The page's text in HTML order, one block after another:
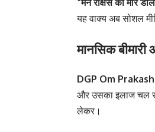
यह वाक्य अब सोशल
मानसिक
DGP Om
और उसका इलाज चल
लेकर।